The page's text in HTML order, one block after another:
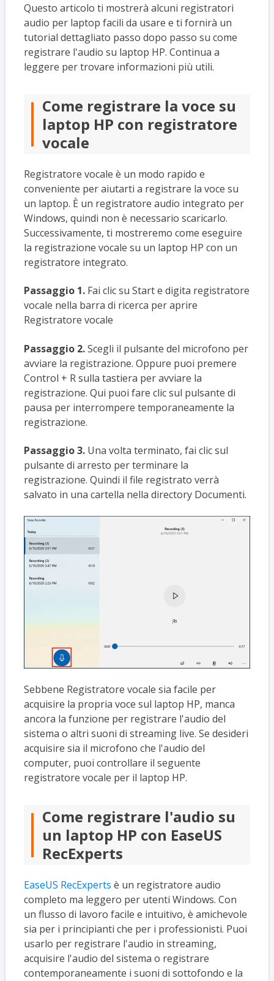
Questo articolo ti mostrerà alcuni registratori
audio per laptop facili da usare e ti fornirà un
tutorial dettagliato passo dopo passo su come
registrare l'audio su laptop HP. Continua a
leggere per trovare informazioni più utili.
Come registrare la voce su
laptop HP con registratore
vocale
Registratore vocale è un modo rapido e
conveniente per aiutarti a registrare la voce su
un laptop. È un registratore audio integrato per
Windows, quindi non è necessario scaricarlo.
Successivamente, ti mostreremo come eseguire
la registrazione vocale su un laptop HP con un
registratore integrato.
Passaggio 1. Fai clic su Start e digita registratore
vocale nella barra di ricerca per aprire
Registratore vocale
Passaggio 2.Scegli il pulsante del microfono per
avviare la registrazione. Oppure puoi premere
Control + R sulla tastiera per avviare la
registrazione. Qui puoi fare clic sul pulsante di
pausa per interrompere temporaneamente la
registrazione.
Passaggio 3.Una volta terminato, fai clic sul
pulsante di arresto per terminare la
registrazione. Quindi il file registrato verrà
salvato in una cartella nella directory Documenti.
Sebbene Registratore vocale sia facile per
acquisire la propria voce sul laptop HP, manca
ancora la funzione per registrare l'audio del
sistema o altri suoni di streaming live. Se desideri
acquisire sia il microfono che l'audio del
computer, puoi controllare il seguente
registratore vocale per il laptop HP.
Come registrare l'audio su
un laptop HP con EaseUS
RecExperts
EaseUS RecExperts è un registratore audio
completo ma leggero per utenti Windows. Con
un flusso di lavoro facile e intuitivo, è amichevole
sia per i principianti che per i professionisti. Puoi
usarlo per registrare l'audio in streaming,
acquisire l'audio del sistema o registrare
contemporaneamente i suoni di sottofondo e la